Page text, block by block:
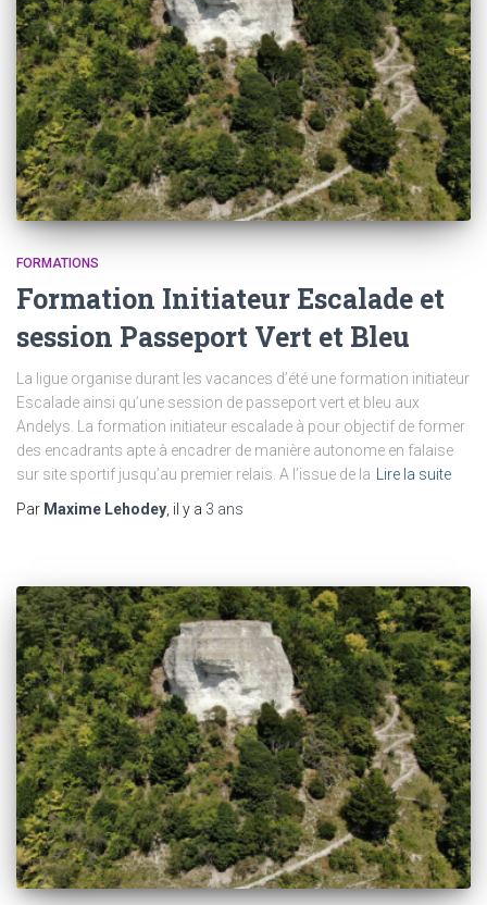
FORMATIONS
Formation Initiateur Escalade et
session Passeport Vert et Bleu
La ligue organise durant les vacances d’été une formation initiateur
Escalade ainsi qu’une session de passeport vert et bleu aux
Andelys. La formation initiateur escalade à pour objectif de former
des encadrants apte à encadrer de manière autonome en falaise
sur site sportif jusqu’au premier relais. A l’issue de la Lire la suite
Par Maxime Lehodey , il y a 3 ans